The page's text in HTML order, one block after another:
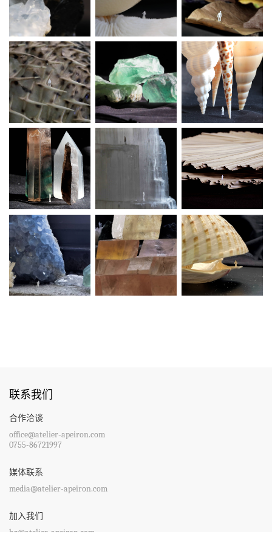
联系我们
合作洽谈
office@atelier-apeiron.com
0755-86721997
媒体联系
media@atelier-apeiron.com
加入我们
hr@atelier-apeiron.com